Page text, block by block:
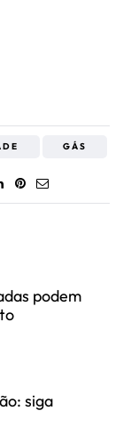
GÁS
podem
siga